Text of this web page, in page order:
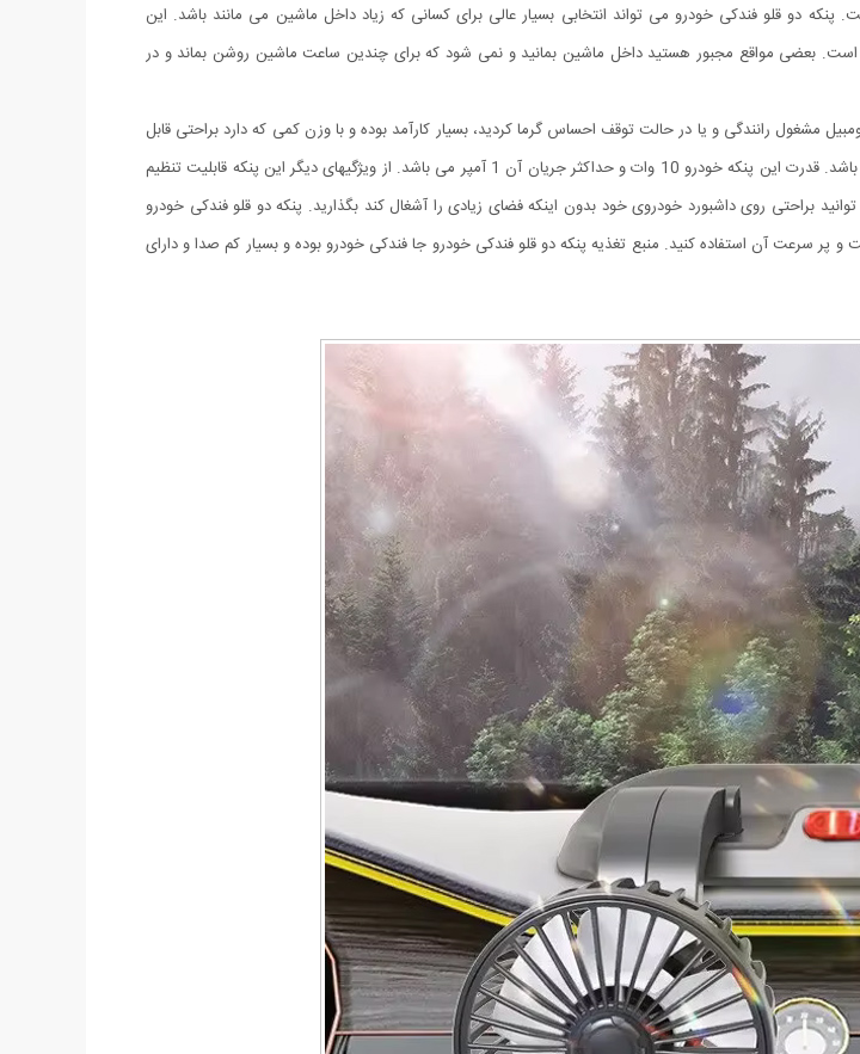
دو قلو فندکی خودرو می تواند انتخابی بسیار عالی برای کسانی که زیاد داخل ماشین می مانند باشد. این
بعضی مواقع مجبور هستید داخل ماشین بمانید و نمی شود که برای چندین ساعت ماشین روشن بماند و در
مشغول رانندگی و یا در حالت توقف احساس گرما کردید، بسیار کارآمد بوده و با وزن کمی که دارد براحتی قابل
حمل می باشد. جنس بدنه پنکه از پلاستیک فشرده بسیار مقاوم است، و هر فن دارای 5 پره می باشد. قدرت این پنکه خودرو 10 وات و حداکثر جریان آن 1 آمپر می باشد. از ویژگیهای دیگر این پنکه قابلیت تنظیم
شده است می توانید براحتی روی داشبورد خودروی خود بدون اینکه فضای زیادی را آشغال کند بگذارید. پنکه دو قلو فندکی خودرو
پاور 2 حالته میتوان از دو حالت باد کم سرعت و پر سرعت آن استفاده کنید. منبع تغذیه پنکه دو قلو فندکی خودرو جا فندکی خودرو بوده و بسیار کم صدا و دارای